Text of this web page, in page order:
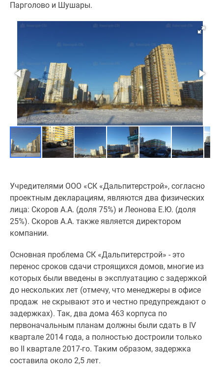
Парголово и Шушары.
Учредителями ООО «СК «Дальпитерстрой», согласно
проектным декларациям, являются два физических
лица: Скоров А.А. (доля 75%) и Леонова Е.Ю. (доля
25%). Скоров А.А. также является директором
компании.
Основная проблема СК «Дальпитерстрой» - это
перенос сроков сдачи строящихся домов, многие из
которых были введены в эксплуатацию с задержкой
до нескольких лет (отмечу, что менеджеры в офисе
продаж не скрывают это и честно предупреждают о
задержках). Так, два дома 463 корпуса по
первоначальным планам должны были сдать в IV
квартале 2014 года, а полностью достроили только
во II квартале 2017-го. Таким образом, задержка
составила около 2,5 лет.